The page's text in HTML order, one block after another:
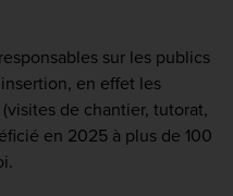
sur les publics
en effet les
de chantier, tutorat,
en 2025 à plus de 100